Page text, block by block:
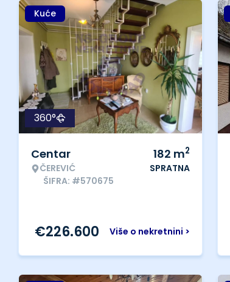
Kuće
360°
Centar
ČEREVIĆ
ŠIFRA: #570675
182 m2
SPRATNA
Više o nekretnini >
€226.600